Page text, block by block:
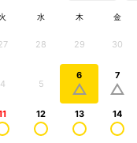
火 水 木 金
28 29 30
4 5
6 7
12 13 14